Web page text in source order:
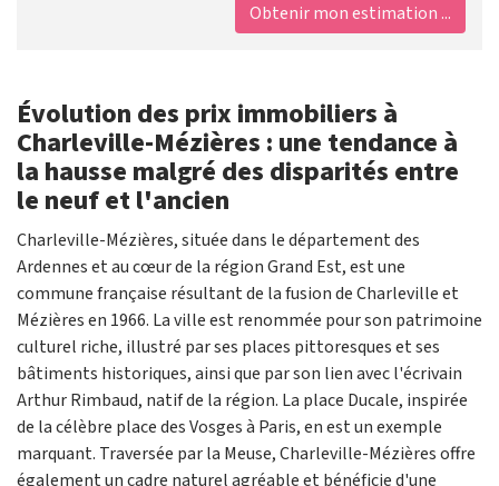
Obtenir mon estimation ...
Évolution des prix immobiliers à
Charleville-Mézières : une tendance à
la hausse malgré des disparités entre
le neuf et l'ancien
Charleville-Mézières, située dans le département des
Ardennes et au cœur de la région Grand Est, est une
commune française résultant de la fusion de Charleville et
Mézières en 1966. La ville est renommée pour son patrimoine
culturel riche, illustré par ses places pittoresques et ses
bâtiments historiques, ainsi que par son lien avec l'écrivain
Arthur Rimbaud, natif de la région. La place Ducale, inspirée
de la célèbre place des Vosges à Paris, en est un exemple
marquant. Traversée par la Meuse, Charleville-Mézières offre
également un cadre naturel agréable et bénéficie d'une